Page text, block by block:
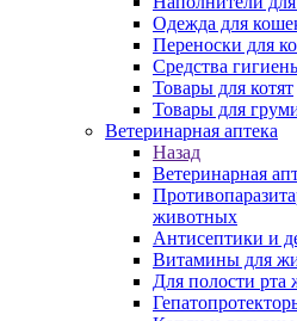
Одежда для
Переноски для
Средства
Товары для котят
Товары для
Ветеринарная аптека
Назад
Ветеринарная
животных
Антисептики и
Витамины для
Для полости рта